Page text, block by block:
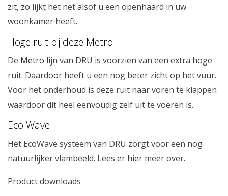
zit, zo lijkt het net alsof u een openhaard in uw
woonkamer heeft.
Hoge ruit bij deze Metro
De Metro lijn van DRU is voorzien van een extra hoge
ruit. Daardoor heeft u een nog beter zicht op het vuur.
Voor het onderhoud is deze ruit naar voren te klappen
waardoor dit heel eenvoudig zelf uit te voeren is.
Eco Wave
Het EcoWave systeem van DRU zorgt voor een nog
natuurlijker vlambeeld. Lees er hier meer over.
Product downloads